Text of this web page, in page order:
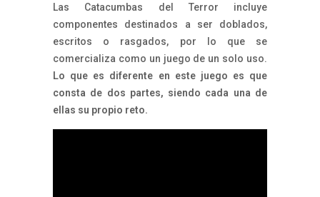
Las Catacumbas del Terror incluye
componentes destinados a ser doblados,
escritos o rasgados, por lo que se
comercializa como un juego de un solo uso.
Lo que es diferente en este juego es que
consta de dos partes, siendo cada una de
ellas su propio reto.